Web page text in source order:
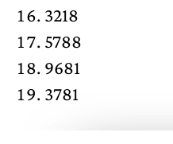
3218
5788
9681
3781